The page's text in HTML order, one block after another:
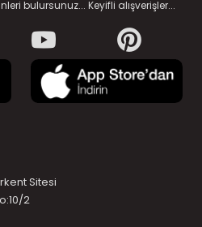
bulursunuz... Keyifli alışverişler...
Sitesi
2